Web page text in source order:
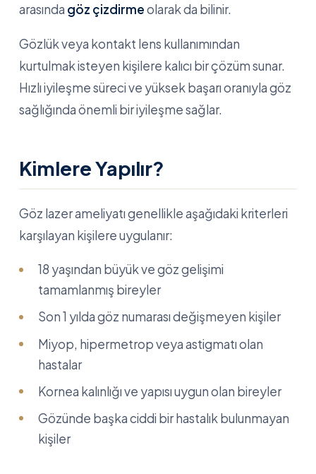
arasında göz çizdirmeolarak da bilinir.
Gözlük veya kontakt lens kullanımından
kurtulmak isteyen kişilere kalıcı bir çözüm sunar.
Hızlı iyileşme süreci ve yüksek başarı oranıyla göz
sağlığında önemli bir iyileşme sağlar.
Kimlere Yapılır?
Göz lazer ameliyatı genellikle aşağıdaki kriterleri
karşılayan kişilere uygulanır:
18 yaşından büyük ve göz gelişimi
tamamlanmış bireyler
Son 1 yılda göz numarası değişmeyen kişiler
Miyop, hipermetrop veya astigmatı olan
hastalar
Kornea kalınlığı ve yapısı uygun olan bireyler
Gözünde başka ciddi bir hastalık bulunmayan
kişiler